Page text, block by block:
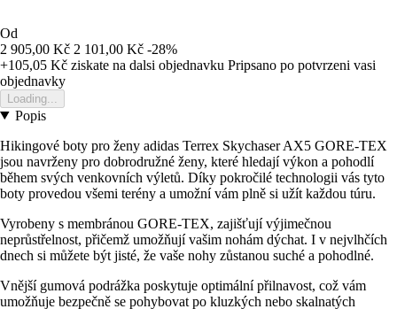
Od
2 905,00 Kč 2 101,00 Kč -28%
+105,05 Kč ziskate na dalsi objednavku Pripsano po potvrzeni vasi
objednavky
Loading...
Popis
Hikingové boty pro ženy adidas Terrex Skychaser AX5 GORE-TEX
jsou navrženy pro dobrodružné ženy, které hledají výkon a pohodlí
během svých venkovních výletů. Díky pokročilé technologii vás tyto
boty provedou všemi terény a umožní vám plně si užít každou túru.
Vyrobeny s membránou GORE-TEX, zajišťují výjimečnou
neprůstřelnost, přičemž umožňují vašim nohám dýchat. I v nejvlhčích
dnech si můžete být jisté, že vaše nohy zůstanou suché a pohodlné.
Vnější gumová podrážka poskytuje optimální přilnavost, což vám
umožňuje bezpečně se pohybovat po kluzkých nebo skalnatých